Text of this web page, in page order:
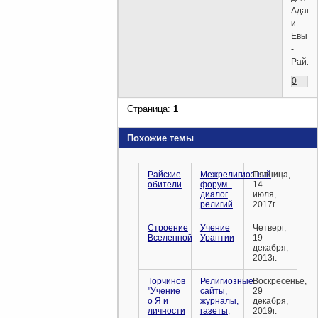
Адама
и
Евы
-
Рай.
0
Страница:1
Похожие темы
Райские
обители
Межрелигиозный
форум -
диалог
религий
Пятница,
14
июля,
2017г.
Строение
Вселенной
Учение
Урантии
Четверг,
19
декабря,
2013г.
Торчинов
"Учение
о Я и
личности
Религиозные
сайты,
журналы,
газеты,
Воскресенье,
29
декабря,
2019г.